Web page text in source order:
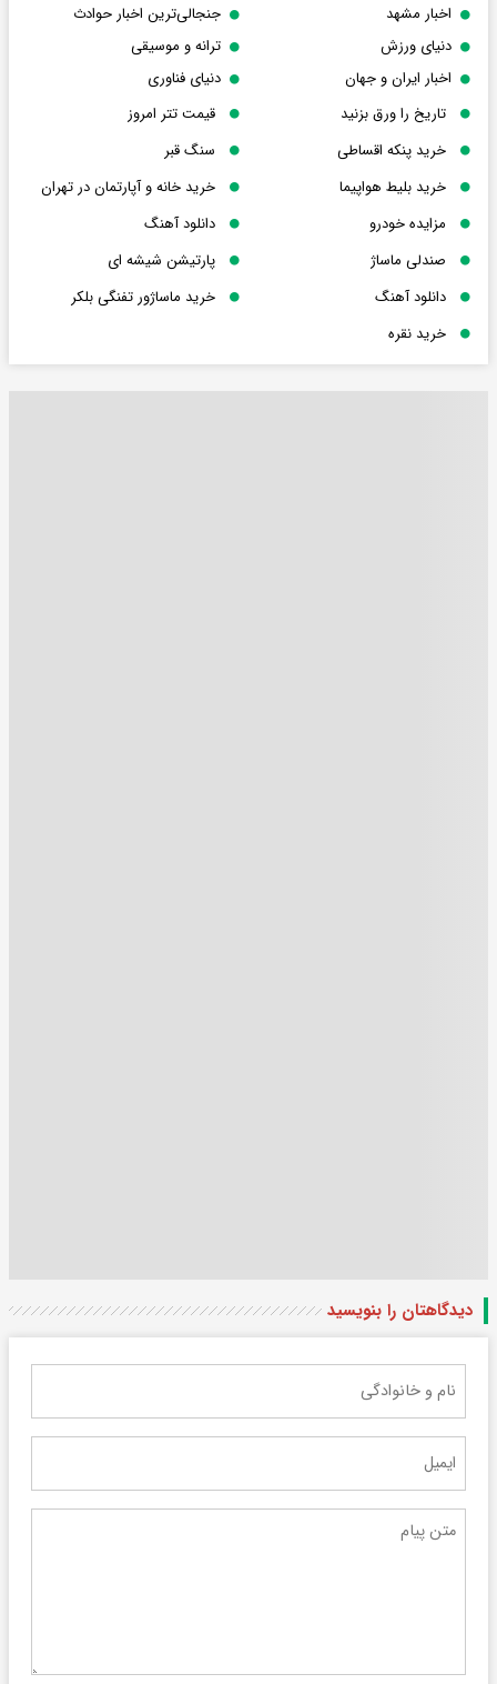
اخبار مشهد
جنجالی‌ترین اخبار حوادث
دنیای ورزش
ترانه و موسیقی
اخبار ایران و جهان
دنیای فناوری
تاریخ را ورق بزنید
قیمت تتر امروز
خرید پنکه اقساطی
سنگ قبر
خرید بلیط هواپیما
خرید خانه و آپارتمان در تهران
مزایده خودرو
دانلود آهنگ
صندلی ماساژ
پارتیشن شیشه ای
دانلود آهنگ
خرید ماساژور تفنگی بلکر
خرید نقره
دیدگاهتان را بنویسید